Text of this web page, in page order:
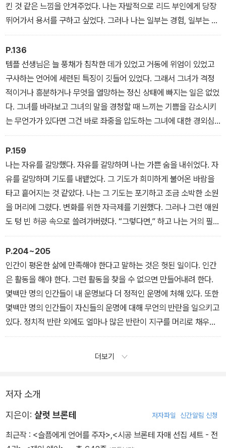
킨 것 같은 느낌을 안겨주었다. 나는 자발적으로 리드 부인에게 당장
뛰어가서 용서를 구하고 싶었다. 그러나 나는 일부는 경험, 일부는 본
능을 통해, 그렇게 했다가는 그녀가 나를 두 배나 더 냉소하며 혐오할
것이고 그렇게 되면 내 본성의 난폭한 충동을 다시 자극하게 될 것을
알고 있었다.
P.136
템플 선생님은 늘 풍채가 침착한 데가 있었고 거동에 위엄이 있었고
구사하는 언어에 세련된 특징이 깃들어 있었다. 그래서 그녀가 격정
적이거나 흥분하거나 무엇을 열망하는 정신 상태에 빠지는 일은 없었
다. 그녀를 바라보고 그녀의 말을 경청할 때 느끼는 기쁨을 감소시키
는 무언가가 있다면 그건 바로 좌중을 압도하는 그녀에 대한 경외심
이었다. 그런 것이 그때의 내 느낌이었다.
P.159
나는 자유를 갈망했다. 자유를 갈망하며 나는 가쁜 숨을 내쉬었다. 자
유를 갈망하며 기도를 내뱉었다. 그 기도가 희미하게 불어온 바람을
타고 흩어지는 것 같았다. 나는 그 기도는 포기하고 조금 소박한 소원
을 머리에 그렸다. 변화를 위한 자극제를 기원했다. 그러나 그런 애원
도 텅 빈 허공 속으로 쓸려가버렸다. “그렇다면,” 하고 나는 거의 필사
적으로 울부짖었다. “적어도 새로운 예속이라도 허용해주소서!”
P.204~205
인간이 평온한 삶에 만족해야 한다고 말하는 것은 헛된 일이다. 인간
은 활동을 해야 한다. 그런 활동을 찾을 수 없으면 만들어내려 한다.
몇백만 명의 인간들이 내 운명보다 더 정적인 운명에 처해 있다. 또한
몇백만 명의 인간들이 자신들의 운명에 대해 무언의 반란을 일으키고
있다. 정치적 반란 외에도 얼마나 많은 반란이 지구를 머리로 채우고
있는 수많은 인간들의 삶 속에서 발효되고 있는지는 아무도 모른다.
필요하다. 그들도 남자들이 고통 받는 것 못지않게 가혹한 제약과 절
보다 훨씬 더 많은 특권을 누리고 있는 남성들이 여자는 그저 집구석
에 틀어박혀 푸딩이나 만들고, 스타킹이나 짜고, 피아노나 연주하고,
더보기
저자 소개
지은이: 샬럿 브론테 저자파일 신간알림 신청
최근작 : <슬픔에게 언어를 주자>,<시공 브론테 자매 선집 세트 - 전